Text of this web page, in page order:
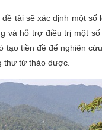
tài sẽ xác định một số
và hỗ trợ điều trị một
tạo tiền đề để nghiên
thư từ thảo dược.